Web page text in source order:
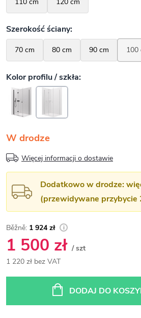
W drodze
Więcej informacji o dostawie
Dodatkowo w drodze:
(przewidywane przybycie
1 924 zł
1 500 zł / szt
1 220 zł bez VAT
DODAJ DO